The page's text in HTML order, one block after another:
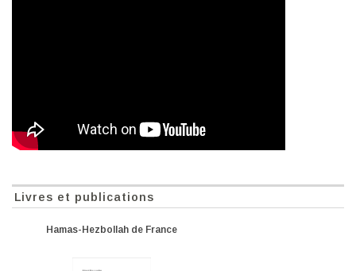
Livres et publications
Hamas-Hezbollah de France